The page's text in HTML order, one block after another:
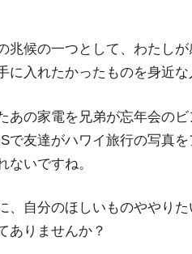
兆候の一つとして、わたしが
に入れたかったものを身近
あの家電を兄弟が忘年会の
で友達がハワイ旅行の写真
ないですね。
、自分のほしいものややり
ありませんか？